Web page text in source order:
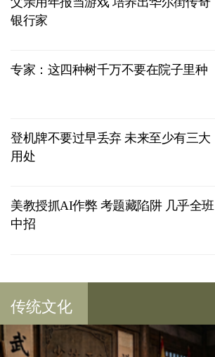
银行家
专家：这四种树千万不要在院子里种
登机牌不要过早丢弃 未来至少有三大
用处
美教授抓AI作弊 考题藏陷阱 几乎全班
中招
传统文化